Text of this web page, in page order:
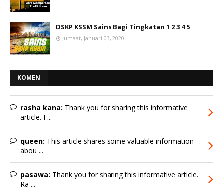
DSKP KSSM Sains Bagi Tingkatan 1 2 3 4 5
Jumaat, Januari 03, 2020
KOMEN
rasha kana: Thank you for sharing this informative
article. I ...
queen: This article shares some valuable information
abou ...
pasawa: Thank you for sharing this informative article.
Ra ...